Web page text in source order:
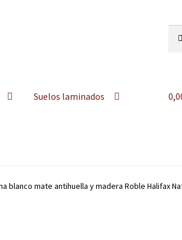
por:
Suelos laminados
blanco mate antihuella y madera Roble Halifax